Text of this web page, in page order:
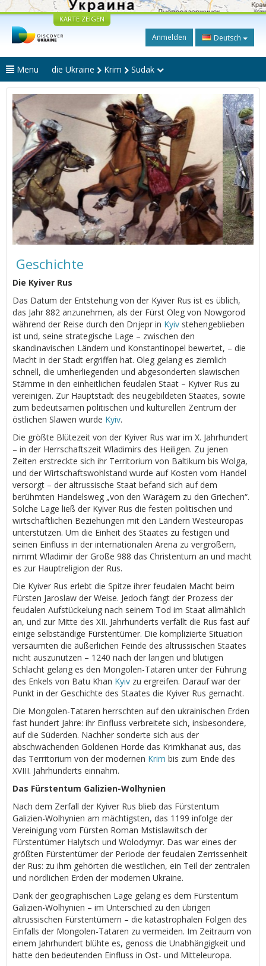
KARTE ZEIGEN
Anmelden Deutsch
Menu die Ukraine Krim Sudak
Geschichte
Die Kyiver Rus
Das Datum der Entstehung von der Kyiver Rus ist es üblich,
das Jahr 882 anzunehmen, als der Fürst Oleg von Nowgorod
während der Reise durch den Dnjepr in Kyiv stehengeblieben
ist und, seine strategische Lage – zwischen den
skandinavischen Ländern und Konstantinopel bewertet, – die
Macht in der Stadt ergriffen hat. Oleg gelang es ziemlich
schnell, die umherliegenden und abgesonderten slawischen
Stämme in den einheitlichen feudalen Staat – Kyiver Rus zu
vereinigen. Zur Hauptstadt des neugebildeten Staates, sowie
zum bedeutsamen politischen und kulturellen Zentrum der
östlichen Slawen wurde Kyiv.
Die größte Blütezeit von der Kyiver Rus war im Х. Jahrhundert
– in der Herrschaftszeit Wladimirs des Heiligen. Zu jenen
Zeiten erstreckte sich ihr Territorium von Baltikum bis Wolga,
und der Wirtschaftswohlstand wurde auf Kosten vom Handel
versorgt – der altrussische Staat befand sich auf dem
berühmten Handelsweg „von den Warägern zu den Griechen“.
Solche Lage ließ der Kyiver Rus die festen politischen und
wirtschaftlichen Beziehungen mit den Ländern Westeuropas
unterstützen. Um die Einheit des Staates zu festigen und
seinen Einfluss in der internationalen Arena zu vergrößern,
nimmt Wladimir der Große 988 das Christentum an und macht
es zur Hauptreligion der Rus.
Die Kyiver Rus erlebt die Spitze ihrer feudalen Macht beim
Fürsten Jaroslaw der Weise. Jedoch fängt der Prozess der
feudalen Aufstückelung nach seinem Tod im Staat allmählich
an, und zur Mitte des XII. Jahrhunderts verfällt die Rus fast auf
einige selbständige Fürstentümer. Die komplizierte Situation
versäumten die äußerlichen Feinde des altrussischen Staates
nicht auszunutzen – 1240 nach der langen und blutigen
Schlacht gelang es den Mongolen-Tataren unter der Führung
des Enkels von Batu Khan Kyiv zu ergreifen. Darauf war der
Punkt in der Geschichte des Staates die Kyiver Rus gemacht.
Die Mongolen-Tataren herrschten auf den ukrainischen Erden
fast hundert Jahre: ihr Einfluss verbreitete sich, insbesondere,
auf die Süderden. Nachher sonderte sich aus der
abschwächenden Goldenen Horde das Krimkhanat aus, das
das Territorium von der modernen Krim bis zum Ende des
XVIII. Jahrhunderts einnahm.
Das Fürstentum Galizien-Wolhynien
Nach dem Zerfall der Kyiver Rus blieb das Fürstentum
Galizien-Wolhynien am mächtigsten, das 1199 infolge der
Vereinigung vom Fürsten Roman Mstislawitsch der
Fürstentümer Halytsch und Wolodymyr. Das war eines der
größten Fürstentümer der Periode der feudalen Zerrissenheit
der Rus: zu ihm gehörten die westlichen, ein Teil der zentralen
und nördlichen Erden der modernen Ukraine.
Dank der geographischen Lage gelang es dem Fürstentum
Galizien-Wolhynien – im Unterschied zu den übrigen
altrussischen Fürstentümern – die katastrophalen Folgen des
Einfalls der Mongolen-Tataren zu vermeiden. Im Zeitraum von
einem Jahrhundert blühte es, genoss die Unabhängigkeit und
hatte den bedeutenden Einfluss in Ost- und Mitteleuropa.